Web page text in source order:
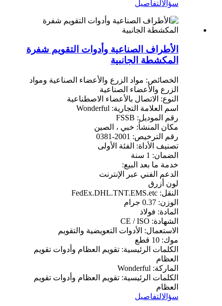
سؤالالتفاصيل
الأطراف الصناعية وأدوات التقويم شفرة
المكشطة الجانبية
الخصائص: مواد الزرع والأعضاء الصناعية ومواد
الزرع والأعضاء الصناعية
النوع: الاتصال بالأعضاء الاصطناعية
اسم العلامة التجارية: Wonderful
رقم الموديل: FSSB
مكان المنشأ: خبي ، الصين
رقم الترخيص: 2001-0381
تصنيف الأداة: الفئة الأولى
الضمان: 1 سنة
خدمة ما بعد البيع:
الدعم الفني عبر الإنترنت
لون أزرق
النقل: FedEx.DHL.TNT.EMS.etc
الوزن: 0.37 جرام
المادة: فولاذ
الشهادة: CE / ISO
الاستعمال: الأدوات التعويضية والتقويم
موك: 10 قطع
الكلمات الرئيسية: تقويم العظام وأدوات تقويم
العظام
الماركة: Wonderful
الكلمات الرئيسية: تقويم العظام وأدوات تقويم
العظام
سؤالالتفاصيل